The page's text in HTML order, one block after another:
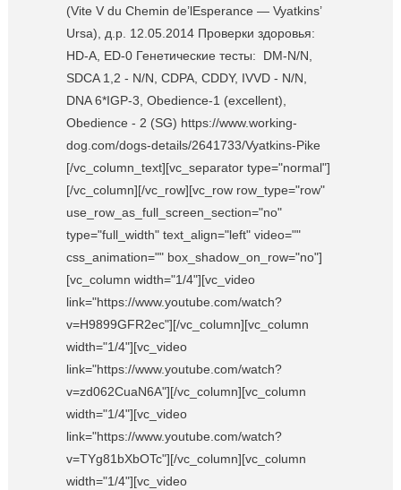
(Vite V du Chemin de’lEsperance — Vyatkins’
Ursa), д.р. 12.05.2014 Проверки здоровья:
HD-A, ED-0 Генетические тесты: DM-N/N,
SDCA 1,2 - N/N, CDPA, CDDY, IVVD - N/N,
DNA 6*IGP-3, Obedience-1 (excellent),
Obedience - 2 (SG) https://www.working-
dog.com/dogs-details/2641733/Vyatkins-Pike
[/vc_column_text][vc_separator type="normal"]
[/vc_column][/vc_row][vc_row row_type="row"
use_row_as_full_screen_section="no"
type="full_width" text_align="left" video=""
css_animation="" box_shadow_on_row="no"]
[vc_column width="1/4"][vc_video
link="https://www.youtube.com/watch?
v=H9899GFR2ec"][/vc_column][vc_column
width="1/4"][vc_video
link="https://www.youtube.com/watch?
v=zd062CuaN6A"][/vc_column][vc_column
width="1/4"][vc_video
link="https://www.youtube.com/watch?
v=TYg81bXbOTc"][/vc_column][vc_column
width="1/4"][vc_video